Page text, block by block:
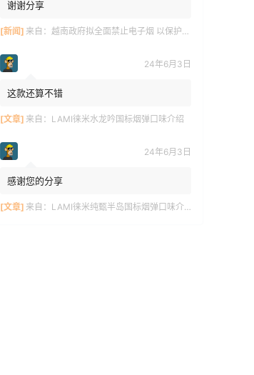
谢谢分享
[新闻] 来自： 越南政府拟全面禁止电子烟 以保护青少年健康
24年6月3日
这款还算不错
[文章] 来自： LAMI徕米水龙吟国标烟弹口味介绍
24年6月3日
感谢您的分享
[文章] 来自： LAMI徕米纯甄半岛国标烟弹口味介绍